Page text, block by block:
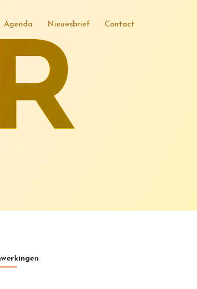
Agenda Nieuwsbrief Contact